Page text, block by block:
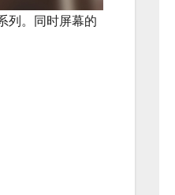
列。同时屏幕的